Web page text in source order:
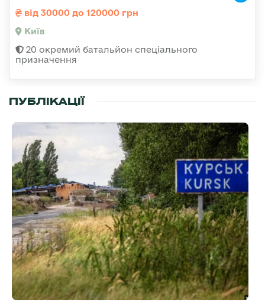
від 30000 до 120000 грн
Київ
20 окремий батальйон спеціального
призначення
ПУБЛІКАЦІЇ